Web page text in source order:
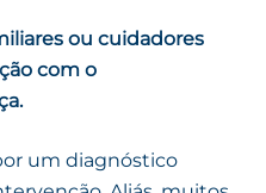
ou cuidadores
com o
um diagnóstico